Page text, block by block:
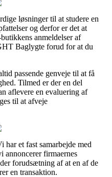
løsninger til at studere en
og derfor er det at
anmeldelser af
Baglygte forud for at du
passende genveje til at få
Tilmed er der en del
aflevere en evaluering af
til at afveje
har et fast samarbejde med
annoncerer firmaernes
forudsætning af at en af de
en transaktion.